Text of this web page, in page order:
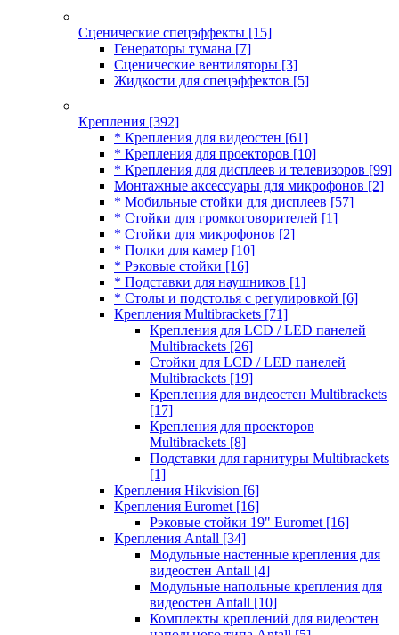
Сценические спецэффекты [15]
Генераторы тумана [7]
Сценические вентиляторы [3]
Жидкости для спецэффектов [5]
Крепления [392]
* Крепления для видеостен [61]
* Крепления для проекторов [10]
* Крепления для дисплеев и телевизоров [99]
Монтажные аксессуары для микрофонов [2]
* Мобильные стойки для дисплеев [57]
* Стойки для громкоговорителей [1]
* Стойки для микрофонов [2]
* Полки для камер [10]
* Рэковые стойки [16]
* Подставки для наушников [1]
* Столы и подстолья с регулировкой [6]
Крепления Multibrackets [71]
Крепления для LCD / LED панелей
Multibrackets [26]
Стойки для LCD / LED панелей
Multibrackets [19]
Крепления для видеостен Multibrackets
[17]
Крепления для проекторов
Multibrackets [8]
Подставки для гарнитуры Multibrackets
[1]
Крепления Hikvision [6]
Крепления Euromet [16]
Рэковые стойки 19" Euromet [16]
Крепления Antall [34]
Модульные настенные крепления для
видеостен Antall [4]
Модульные напольные крепления для
видеостен Antall [10]
Комплекты креплений для видеостен